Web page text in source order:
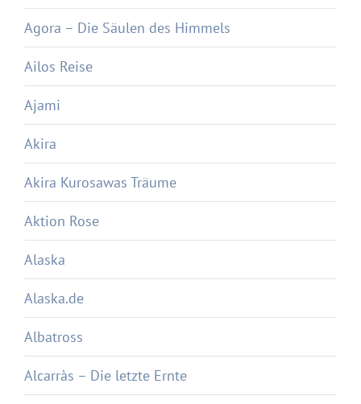
Agora – Die Säulen des Himmels
Ailos Reise
Ajami
Akira
Akira Kurosawas Träume
Aktion Rose
Alaska
Alaska.de
Albatross
Alcarràs – Die letzte Ernte